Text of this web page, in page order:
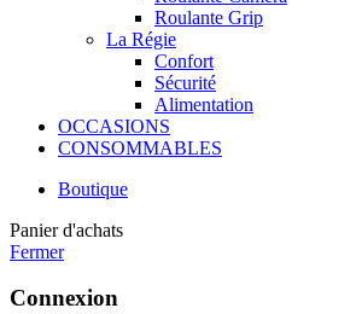
Roulante Grip
La Régie
Confort
Sécurité
Alimentation
OCCASIONS
CONSOMMABLES
Boutique
Panier d'achats
Fermer
Connexion